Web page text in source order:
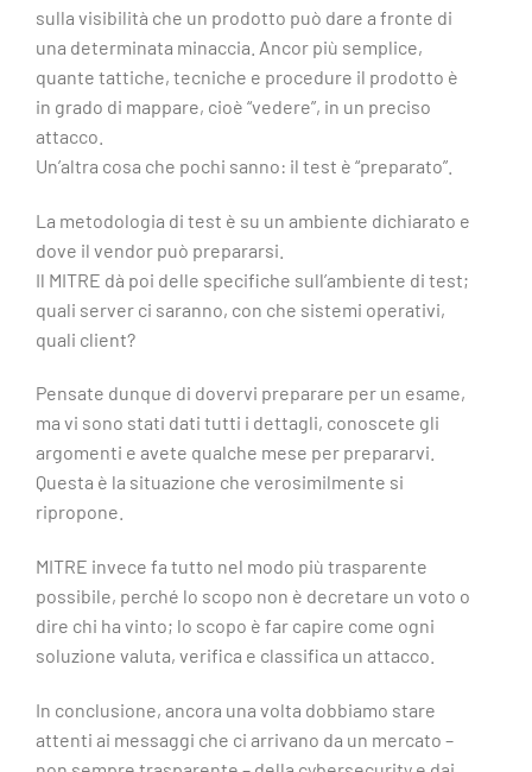
sulla visibilità che un prodotto può dare a fronte di
una determinata minaccia. Ancor più semplice,
quante tattiche, tecniche e procedure il prodotto è
in grado di mappare, cioè “vedere”, in un preciso
attacco.
Un’altra cosa che pochi sanno: il test è “preparato”.
La metodologia di test è su un ambiente dichiarato e
dove il vendor può prepararsi.
Il MITRE dà poi delle specifiche sull’ambiente di test;
quali server ci saranno, con che sistemi operativi,
quali client?
Pensate dunque di dovervi preparare per un esame,
ma vi sono stati dati tutti i dettagli, conoscete gli
argomenti e avete qualche mese per prepararvi.
Questa è la situazione che verosimilmente si
ripropone.
MITRE invece fa tutto nel modo più trasparente
possibile, perché lo scopo non è decretare un voto o
dire chi ha vinto; lo scopo è far capire come ogni
soluzione valuta, verifica e classifica un attacco.
In conclusione, ancora una volta dobbiamo stare
attenti ai messaggi che ci arrivano da un mercato –